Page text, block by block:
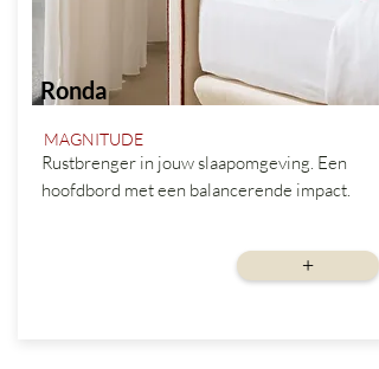
Ronda
MAGNITUDE
Rustbrenger in jouw slaapomgeving. Een
hoofdbord met een balancerende impact.
+